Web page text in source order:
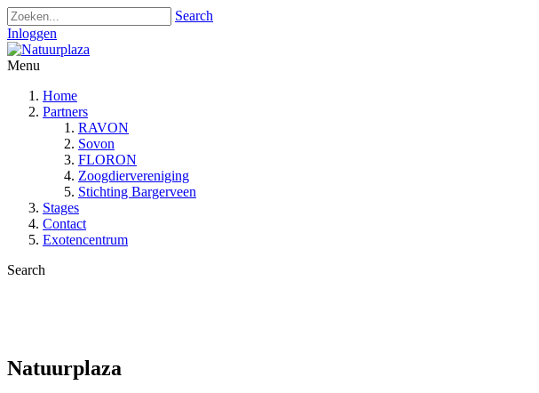
Search
Inloggen
Menu
Home
Partners
RAVON
Sovon
FLORON
Zoogdiervereniging
Stichting Bargerveen
Stages
Contact
Exotencentrum
Search
Natuurplaza